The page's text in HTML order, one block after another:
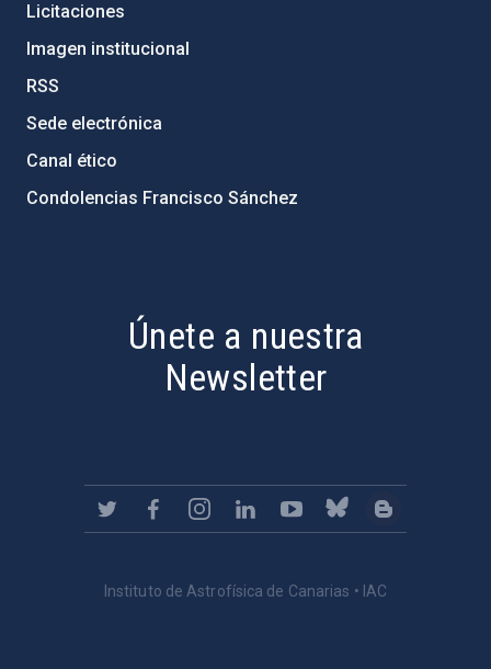
Licitaciones
Imagen institucional
RSS
Sede electrónica
Canal ético
Condolencias Francisco Sánchez
Únete a nuestra
Newsletter
Instituto de Astrofísica de Canarias • IAC